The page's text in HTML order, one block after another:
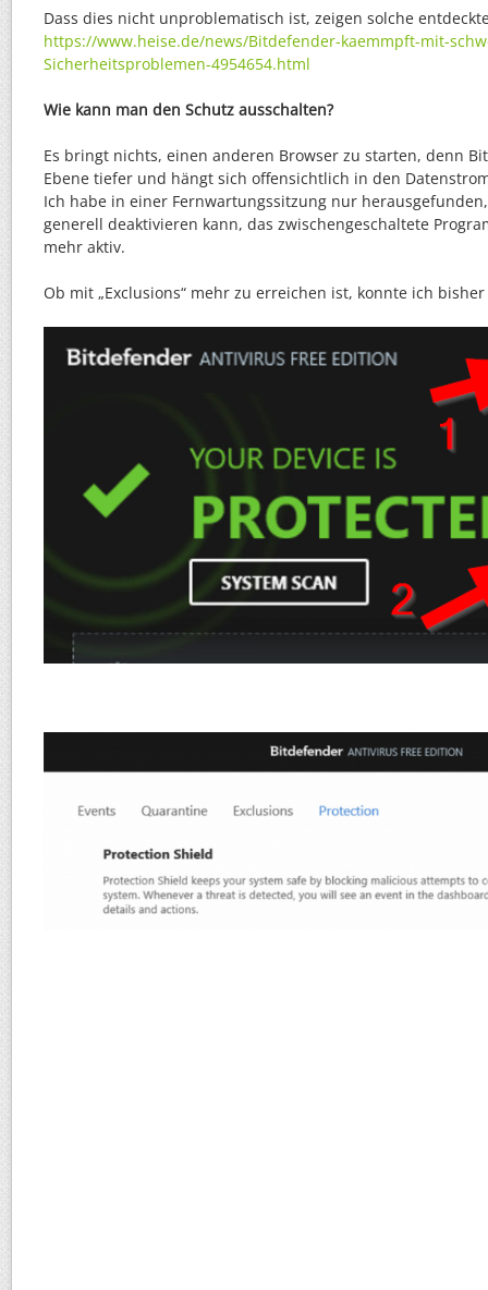
Dass dies nicht unproblematisch ist, zeigen solche
https://www.heise.de/news/Bitdefender-kaemmpft-mit-
Sicherheitsproblemen-4954654.html
Wie kann man den Schutz ausschalten?
Es bringt nichts, einen anderen Browser zu starten, denn
Ebene tiefer und hängt sich offensichtlich in den
Ich habe in einer Fernwartungssitzung nur
generell deaktivieren kann, das zwischengeschaltete
mehr aktiv.
Ob mit „Exclusions“ mehr zu erreichen ist, konnte ich